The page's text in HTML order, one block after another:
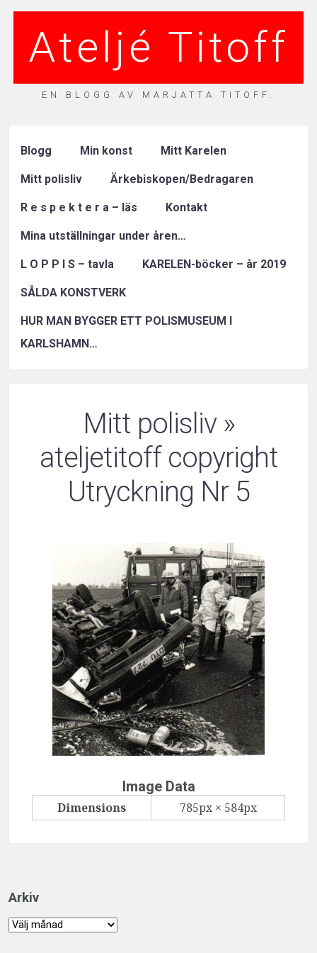
Ateljé Titoff
EN BLOGG AV MARJATTA TITOFF.
Blogg Min konst Mitt Karelen
Mitt polisliv Ärkebiskopen/Bedragaren
R e s p e k t e r a – läs Kontakt
Mina utställningar under åren…
L O P P I S – tavla KARELEN-böcker – år 2019
SÅLDA KONSTVERK
HUR MAN BYGGER ETT POLISMUSEUM I
KARLSHAMN…
Mitt polisliv»
ateljetitoff copyright
Utryckning Nr 5
Image Data
Dimensions 785px × 584px
Arkiv
Arkiv